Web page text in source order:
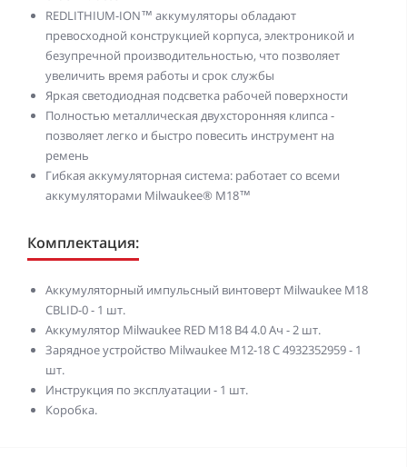
REDLITHIUM-ION™ аккумуляторы обладают
превосходной конструкцией корпуса, электроникой и
безупречной производительностью, что позволяет
увеличить время работы и срок службы
Яркая светодиодная подсветка рабочей поверхности
Полностью металлическая двухсторонняя клипса -
позволяет легко и быстро повесить инструмент на
ремень
Гибкая аккумуляторная система: работает со всеми
аккумуляторами Milwaukee® М18™
Комплектация:
Аккумуляторный импульсный винтоверт Milwaukee M18
CBLID-0 - 1 шт.
Аккумулятор Milwaukee RED M18 B4 4.0 Ач - 2 шт.
Зарядное устройство Milwaukee M12-18 C 4932352959 - 1
шт.
Инструкция по эксплуатации - 1 шт.
Коробка.